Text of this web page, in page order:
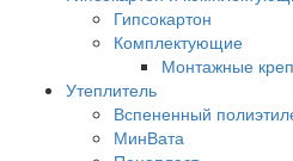
Гипсокартон
Комплектующие
Монтажные
Утеплитель
Вспененный
МинВата